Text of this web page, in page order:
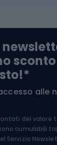
dabiciclette
sport
ciclistico
sconto
alle
del valore
cumulabili
Servizio